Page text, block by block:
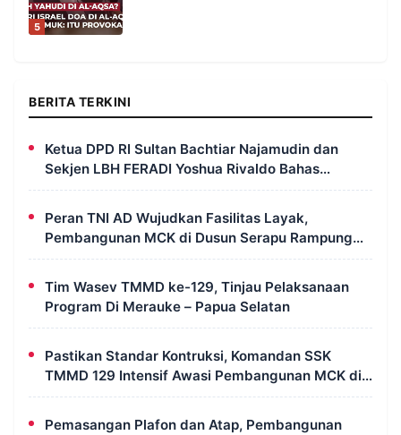
5
BERITA TERKINI
Ketua DPD RI Sultan Bachtiar Najamudin dan
Sekjen LBH FERADI Yoshua Rivaldo Bahas
Geopolitik dan Supremasi Hukum
Peran TNI AD Wujudkan Fasilitas Layak,
Pembangunan MCK di Dusun Serapu Rampung
Dikerjakan
Tim Wasev TMMD ke-129, Tinjau Pelaksanaan
Program Di Merauke – Papua Selatan
Pastikan Standar Kontruksi, Komandan SSK
TMMD 129 Intensif Awasi Pembangunan MCK di
Wanam
Pemasangan Plafon dan Atap, Pembangunan